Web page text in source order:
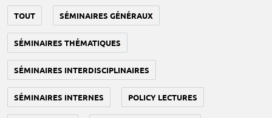
TOUT SÉMINAIRES GÉNÉRAUX
SÉMINAIRES THÉMATIQUES
SÉMINAIRES INTERDISCIPLINAIRES
SÉMINAIRES INTERNES POLICY LECTURES